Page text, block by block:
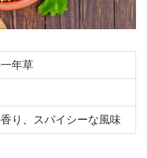
年草
り、スパイシーな風味